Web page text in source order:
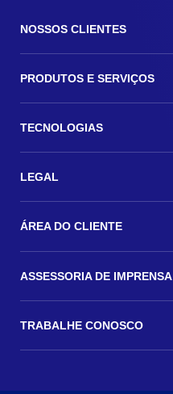
NOSSOS CLIENTES
PRODUTOS E SERVIÇOS
TECNOLOGIAS
LEGAL
ÁREA DO CLIENTE
ASSESSORIA DE IMPRENSA
TRABALHE CONOSCO